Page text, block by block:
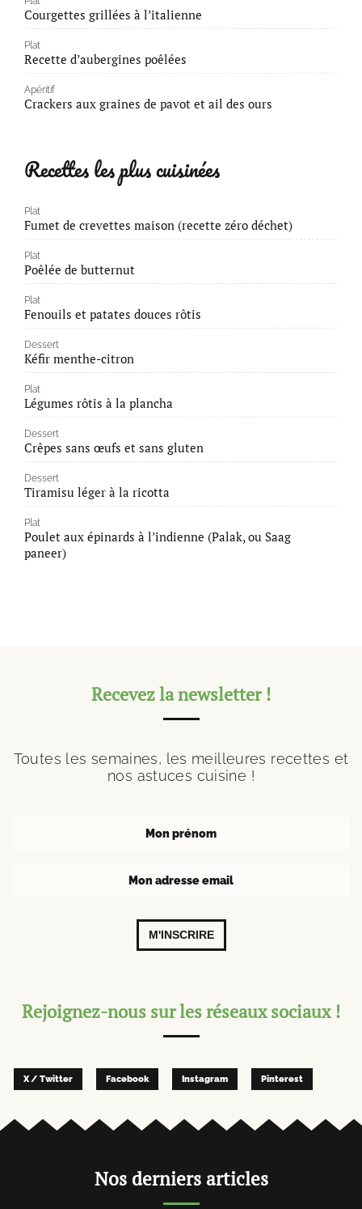
Courgettes grillées à l’italienne
Plat
Recette d’aubergines poêlées
Apéritif
Crackers aux graines de pavot et ail des ours
Recettes les plus cuisinées
Plat
Fumet de crevettes maison (recette zéro déchet)
Plat
Poêlée de butternut
Plat
Fenouils et patates douces rôtis
Dessert
Kéfir menthe-citron
Plat
Légumes rôtis à la plancha
Dessert
Crêpes sans œufs et sans gluten
Dessert
Tiramisu léger à la ricotta
Plat
Poulet aux épinards à l’indienne (Palak, ou Saag
paneer)
Recevez la newsletter !
Toutes les semaines, les meilleures recettes et
nos astuces cuisine !
M'INSCRIRE
Rejoignez-nous sur les réseaux sociaux !
X / Twitter Facebook Instagram Pinterest
Nos derniers articles